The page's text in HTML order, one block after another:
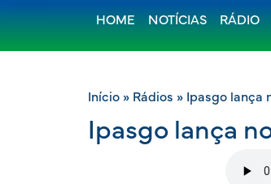
HOME NOTÍCIAS RÁDIO
Início » Rádios » Ipasgo lança
Ipasgo lança